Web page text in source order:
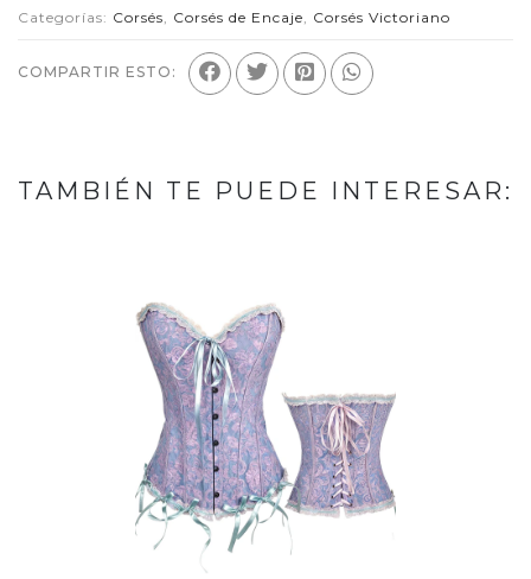
Categorías: Corsés, Corsés de Encaje, Corsés Victoriano
COMPARTIR ESTO:
TAMBIÉN TE PUEDE INTERESAR: